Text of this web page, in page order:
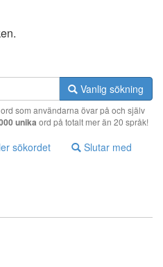
Vanlig sökning
som användarna övar på och själv
unika ord på totalt mer än 20 språk!
sökordet Slutar med